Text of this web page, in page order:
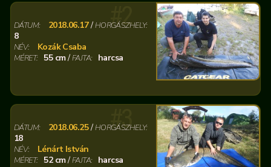
#2
DÁTUM: 2018.06.17/HORGÁSZHELY:
8
NÉV: Kozák Csaba
MÉRET: 55 cm/FAJTA: harcsa
#3
DÁTUM: 2018.06.25/HORGÁSZHELY:
18
NÉV: Lénárt István
MÉRET: 52 cm/FAJTA: harcsa